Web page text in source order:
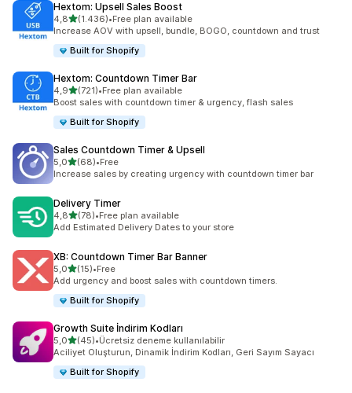
Hextom: Upsell Sales Boost
4,85 yıldız üzerinden
(1.436)
toplam 1436 değerlendirme
•Free plan available
Increase AOV with upsell, bundle, BOGO, countdown and trust
Built for Shopify
Hextom: Countdown Timer Bar
4,95 yıldız üzerinden
(721)
toplam 721 değerlendirme
•Free plan available
Boost sales with countdown timer & urgency, flash sales
Built for Shopify
Sales Countdown Timer & Upsell
5,05 yıldız üzerinden
(68)
toplam 68 değerlendirme
•Free
Increase sales by creating urgency with countdown timer bar
Delivery Timer
4,85 yıldız üzerinden
(78)
toplam 78 değerlendirme
•Free plan available
Add Estimated Delivery Dates to your store
XB: Countdown Timer Bar Banner
5,05 yıldız üzerinden
(15)
toplam 15 değerlendirme
•Free
Add urgency and boost sales with countdown timers.
Built for Shopify
Growth Suite İndirim Kodları
5,05 yıldız üzerinden
(45)
toplam 45 değerlendirme
•Ücretsiz deneme kullanılabilir
Aciliyet Oluşturun, Dinamik İndirim Kodları, Geri Sayım Sayacı
Built for Shopify